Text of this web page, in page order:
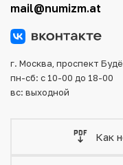
mail@numizm.at
г. Москва, проспект
пн-сб: с 10-00 до 18-00
вс: выходной
Как